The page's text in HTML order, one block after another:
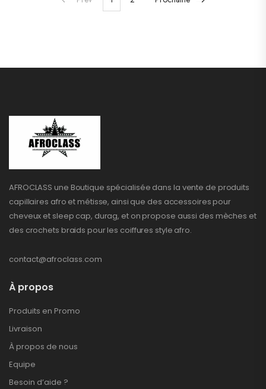
AFROCLASS une Boutique spécialisée dans la vente de produits
capillaires afro et métisse, ainsi que des accessoires pour
cheveux et sleep cap, durag, et on propose aussi des mèches et
des crochets braids pour les coiffures style afro.
contact@afroclass.com
À propos
Produits en Promo
Livraison
À propos de nous
Equipe
Besoin d’aide ?